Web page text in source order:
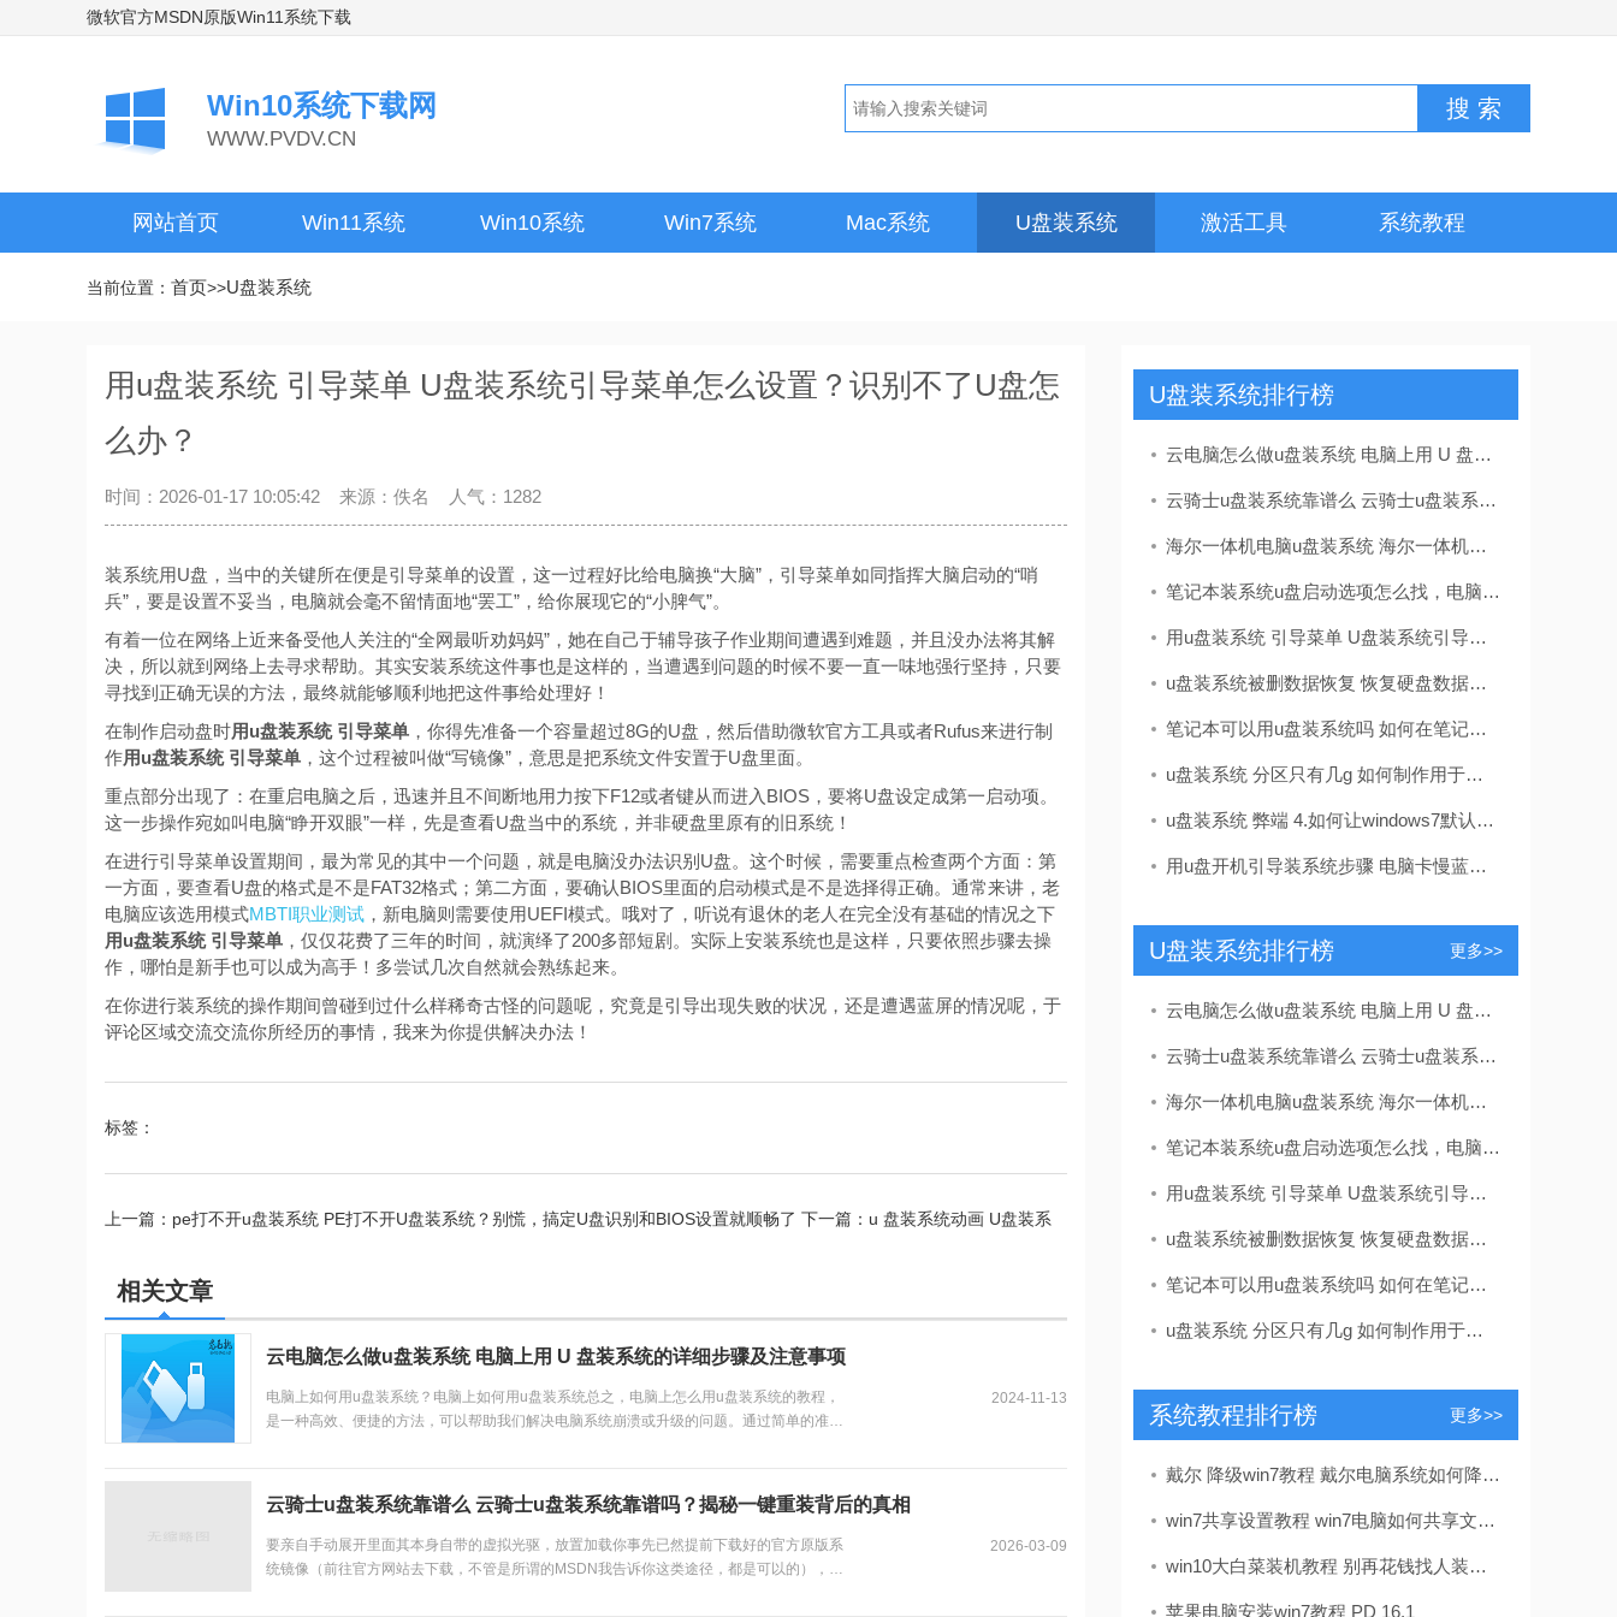
微软官方MSDN原版Win11系统下载
Win10系统下载网
WWW.PVDV.CN
网站首页 Win11系统 Win10系统 Win7系统 Mac系统 U盘装系统 激活工具 系统教程
当前位置： 首页>>U盘装系统
用u盘装系统 引导菜单 U盘装系统引导菜单怎么设置？识别不了U盘怎
么办？
时间：2026-01-17 10:05:42 来源：佚名 人气：1282
装系统用U盘，当中的关键所在便是引导菜单的设置，这一过程好比给电脑换“大脑”，引导菜单如同指挥大脑启动的“哨
兵”，要是设置不妥当，电脑就会毫不留情面地“罢工”，给你展现它的“小脾气”。
有着一位在网络上近来备受他人关注的“全网最听劝妈妈”，她在自己于辅导孩子作业期间遭遇到难题，并且没办法将其解
决，所以就到网络上去寻求帮助。其实安装系统这件事也是这样的，当遭遇到问题的时候不要一直一味地强行坚持，只要
寻找到正确无误的方法，最终就能够顺利地把这件事给处理好！
在制作启动盘时用u盘装系统 引导菜单 ，你得先准备一个容量超过8G的U盘，然后借助微软官方工具或者Rufus来进行制
作用u盘装系统 引导菜单 ，这个过程被叫做“写镜像”，意思是把系统文件安置于U盘里面。
重点部分出现了：在重启电脑之后，迅速并且不间断地用力按下F12或者键从而进入BIOS，要将U盘设定成第一启动项。
这一步操作宛如叫电脑“睁开双眼”一样，先是查看U盘当中的系统，并非硬盘里原有的旧系统！
在进行引导菜单设置期间，最为常见的其中一个问题，就是电脑没办法识别U盘。这个时候，需要重点检查两个方面：第
一方面，要查看U盘的格式是不是FAT32格式；第二方面，要确认BIOS里面的启动模式是不是选择得正确。通常来讲，老
电脑应该选用模式MBTI职业测试 ，新电脑则需要使用UEFI模式。哦对了，听说有退休的老人在完全没有基础的情况之下
用u盘装系统 引导菜单 ，仅仅花费了三年的时间，就演绎了200多部短剧。实际上安装系统也是这样，只要依照步骤去操
作，哪怕是新手也可以成为高手！多尝试几次自然就会熟练起来。
在你进行装系统的操作期间曾碰到过什么样稀奇古怪的问题呢，究竟是引导出现失败的状况，还是遭遇蓝屏的情况呢，于
评论区域交流交流你所经历的事情，我来为你提供解决办法！
标签：
上一篇： pe打不开u盘装系统 PE打不开U盘装系统？别慌，搞定U盘识别和BIOS设置就顺畅了 下一篇： u 盘装系统动画 U盘装系
相关文章
云电脑怎么做u盘装系统 电脑上用 U 盘装系统的详细步骤及注意事项
电脑上如何用u盘装系统？电脑上如何用u盘装系统总之，电脑上怎么用u盘装系统的教程，
是一种高效、便捷的方法，可以帮助我们解决电脑系统崩溃或升级的问题。通过简单的准备
2024-11-13
云骑士u盘装系统靠谱么 云骑士u盘装系统靠谱吗？揭秘一键重装背后的真相
要亲自手动展开里面其本身自带的虚拟光驱，放置加载你事先已然提前下载好的官方原版系
统镜像（前往官方网站去下载，不管是所谓的MSDN我告诉你这类途径，都是可以的），而
2026-03-09
U盘装系统排行榜
云电脑怎么做u盘装系统 电脑上用 U 盘装系统的详细步骤及注意事项
云骑士u盘装系统靠谱么 云骑士u盘装系统靠谱吗？揭秘一键重装背后的真相
海尔一体机电脑u盘装系统 海尔一体机电脑U盘安装系统全攻略：简单步骤轻松搞定
笔记本装系统u盘启动选项怎么找，电脑u盘启动按键设置教程
用u盘装系统 引导菜单 U盘装系统引导菜单怎么设置？识别不了U盘怎么办？
u盘装系统被删数据恢复 恢复硬盘数据的有效方法及常见问题解决技巧全解析
笔记本可以用u盘装系统吗 如何在笔记本电脑上用U盘重装系统？System Home U盘重装Win10教程
u盘装系统 分区只有几g 如何制作用于系统安装的U盘启动盘
u盘装系统 弊端 4.如何让windows7默认以管理员身份打开所有程序
用u盘开机引导装系统步骤 电脑卡慢蓝屏？手把手教你用U盘重装Win10/11系统，详细步骤一看就会
U盘装系统排行榜 更多>>
云电脑怎么做u盘装系统 电脑上用 U 盘装系统的详细步骤及注意事项
云骑士u盘装系统靠谱么 云骑士u盘装系统靠谱吗？揭秘一键重装背后的真相
海尔一体机电脑u盘装系统 海尔一体机电脑U盘安装系统全攻略：简单步骤轻松搞定
笔记本装系统u盘启动选项怎么找，电脑u盘启动按键设置教程
用u盘装系统 引导菜单 U盘装系统引导菜单怎么设置？识别不了U盘怎么办？
u盘装系统被删数据恢复 恢复硬盘数据的有效方法及常见问题解决技巧全解析
笔记本可以用u盘装系统吗 如何在笔记本电脑上用U盘重装系统？System Home U盘重装Win10教程
u盘装系统 分区只有几g 如何制作用于系统安装的U盘启动盘
系统教程排行榜 更多>>
戴尔 降级win7教程 戴尔电脑系统如何降级到win7？这里有详细教程及准备要点
win7共享设置教程 win7电脑如何共享文件 Win7电脑共享文件操作方法[详细]
win10大白菜装机教程 别再花钱找人装系统啦！超简易U盘装Windows，重装不求人
苹果电脑安装win7教程 PD 16.1